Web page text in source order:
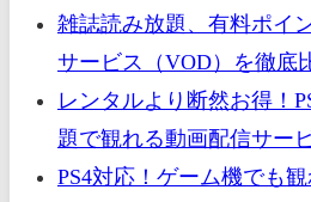
雑誌読み放題、有料ポイ
サービス（VOD）を徹底
レンタルより断然お得！
題で観れる動画配信サー
PS4対応！ゲーム機でも